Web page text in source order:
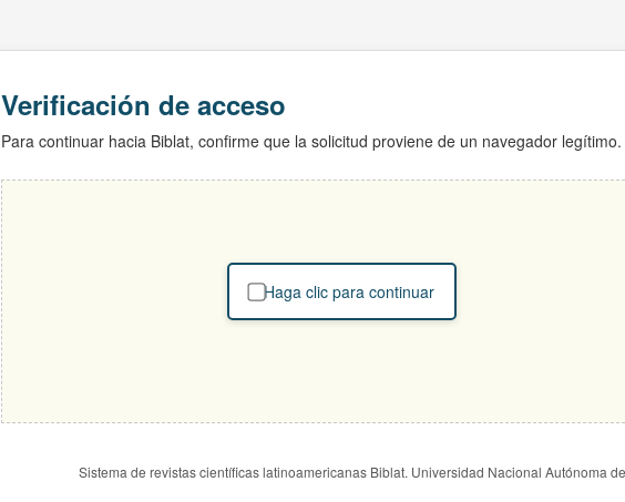
Verificación de acceso
Para continuar hacia Biblat, confirme que la solicitud proviene de un navegador legítimo.
Haga clic para continuar
Sistema de revistas científicas latinoamericanas Biblat. Universidad Nacional Autónoma